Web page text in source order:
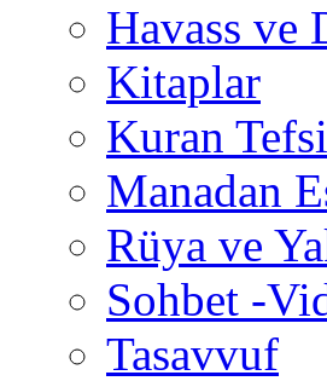
Havass ve
Kitaplar
Kuran
Manadan
Rüya ve
Sohbet -
Tasavvuf